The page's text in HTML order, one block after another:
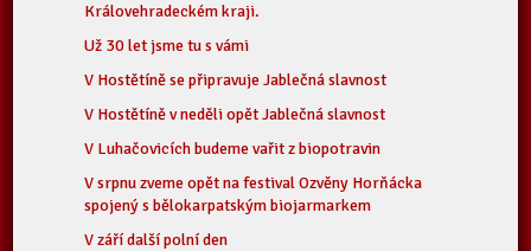
Královehradeckém kraji.
Už 30 let jsme tu s vámi
V Hostětíně se připravuje Jablečná slavnost
V Hostětíně v neděli opět Jablečná slavnost
V Luhačovicích budeme vařit z biopotravin
V srpnu zveme opět na festival Ozvěny Horňácka
spojený s bělokarpatským biojarmarkem
V září další polní den